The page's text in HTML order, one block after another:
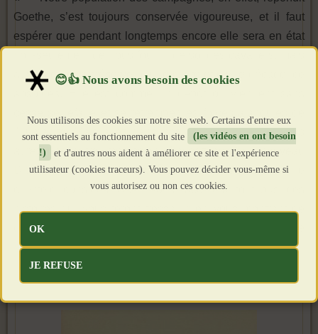
Goethe, s’est toujours conservée vigoureuse, et il faut
espérer que pendant longtemps encore elle sera en état
aussi de nous préserver d’une chute et d’une décadence
absolues. Elle est comme un dépôt où viennent sans
l’humanité. Mais allez dans nos grandes villes, et vous
aurez une autre impression. Causez avec un nouveau
Diable boiteux, ou liez-vous avec un médecin ayant une
clientèle considérable, il vous racontera tout bas des
histoires qui vous feront tressaillir en vous montrant de
quelles misères, de quelles infirmités souffrent la nature
humaine et la société. »
Nous utilisons des cookies sur notre site web. Certains d'entre eux
sont essentiels au fonctionnement du site
(les vidéos en ont besoin
!)
et d'autres nous aident à améliorer ce site et l'expérience
utilisateur (cookies traceurs). Vous pouvez décider vous-même si
vous autorisez ou non ces cookies.
OK
JE REFUSE